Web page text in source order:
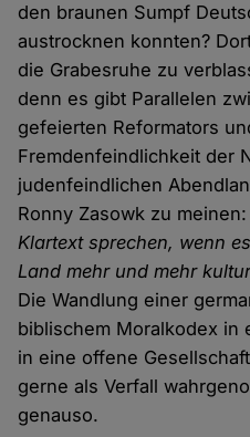
den braunen Sumpf
austrocknen konnten?
die Grabesruhe zu
denn es gibt Parallelen
gefeierten Reformators
Fremdenfeindlichkeit der
judenfeindlichen
Ronny Zasowk zu meinen:
Klartext sprechen, wenn
Land mehr und mehr
Die Wandlung einer
biblischem Moralkodex in
in eine offene
gerne als Verfall
genauso.